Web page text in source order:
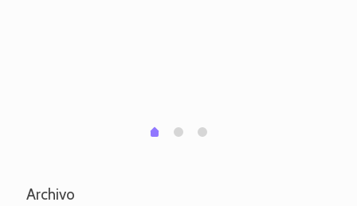
0 1 2
Archivo